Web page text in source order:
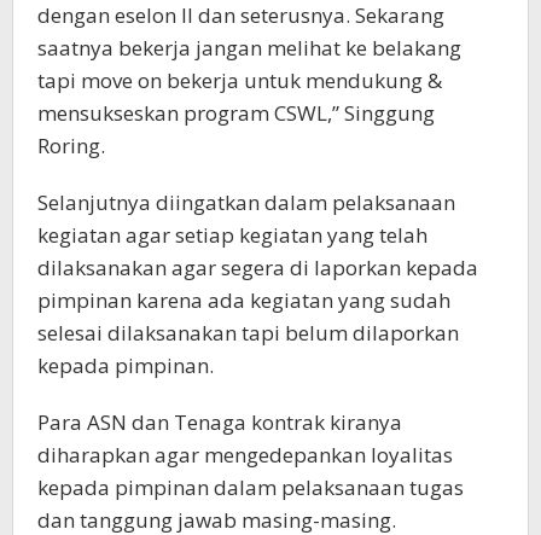
dengan eselon II dan seterusnya. Sekarang
saatnya bekerja jangan melihat ke belakang
tapi move on bekerja untuk mendukung &
mensukseskan program CSWL,” Singgung
Roring.
Selanjutnya diingatkan dalam pelaksanaan
kegiatan agar setiap kegiatan yang telah
dilaksanakan agar segera di laporkan kepada
pimpinan karena ada kegiatan yang sudah
selesai dilaksanakan tapi belum dilaporkan
kepada pimpinan.
Para ASN dan Tenaga kontrak kiranya
diharapkan agar mengedepankan loyalitas
kepada pimpinan dalam pelaksanaan tugas
dan tanggung jawab masing-masing.